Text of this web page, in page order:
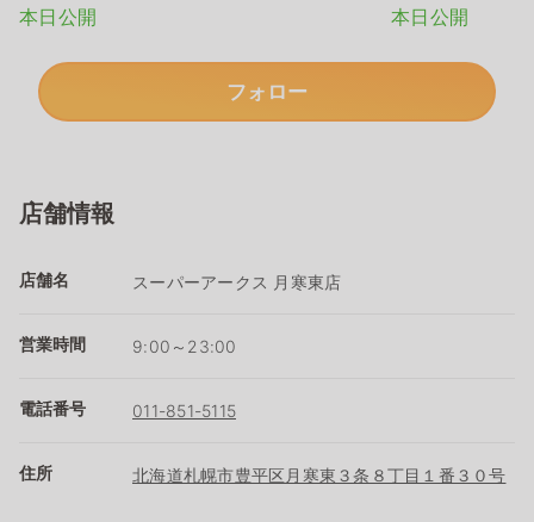
本日公開
本日公開
フォロー
店舗情報
店舗名 スーパーアークス 月寒東店
営業時間 9:00～23:00
電話番号 011-851-5115
住所 北海道札幌市豊平区月寒東３条８丁目１番３０号